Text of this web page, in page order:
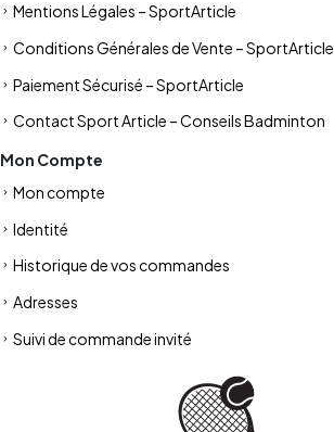
Mentions Légales – SportArticle
Conditions Générales de Vente – SportArticle
Paiement Sécurisé – SportArticle
Contact Sport Article – Conseils Badminton
Mon Compte
Mon compte
Identité
Historique de vos commandes
Adresses
Suivi de commande invité